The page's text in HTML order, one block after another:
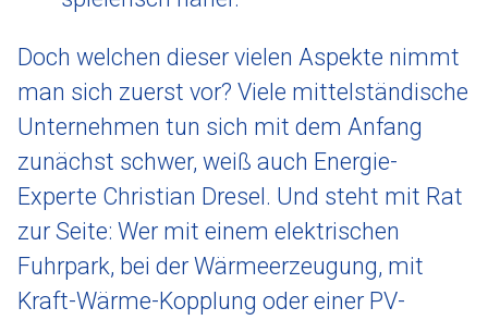
Doch welchen dieser vielen Aspekte nimmt
man sich zuerst vor? Viele mittelständische
Unternehmen tun sich mit dem Anfang
zunächst schwer, weiß auch Energie-
Experte Christian Dresel. Und steht mit Rat
zur Seite: Wer mit einem elektrischen
Fuhrpark, bei der Wärmeerzeugung, mit
Kraft-Wärme-Kopplung oder einer PV-